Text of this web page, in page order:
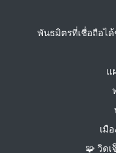
พันธมิตรที่เชื่อถือไ
แ
เมื
🧩 วิด